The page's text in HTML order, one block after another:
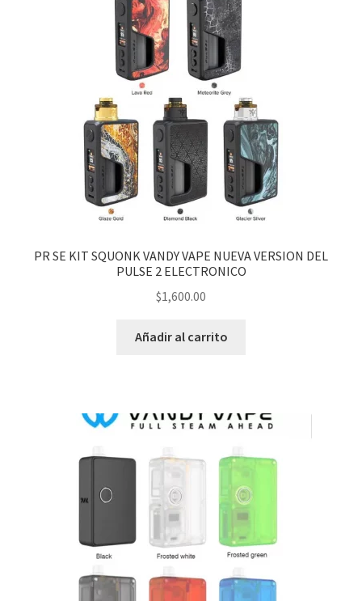
PR SE KIT SQUONK VANDY VAPE NUEVA VERSION DEL
PULSE 2 ELECTRONICO
$1,600.00
Añadir al carrito